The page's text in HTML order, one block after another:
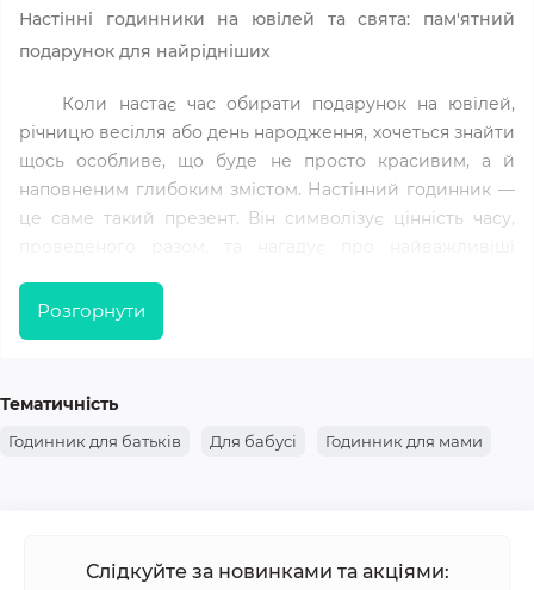
Настінні годинники на ювілей та свята: пам'ятний
подарунок для найрідніших
Коли настає час обирати подарунок на ювілей,
річницю весілля або день народження, хочеться знайти
щось особливе, що буде не просто красивим, а й
наповненим глибоким змістом. Настінний годинник —
це саме такий презент. Він символізує цінність часу,
унікальних годинників, які допоможуть вам висловити
свої почуття та зробити свято незабутнім.
персоналізації, що дозволить створити унікальний
- Нанесіть на годинник важливу дату, ініціали, імена
Розгорнути
Тематичність
Годинник для батьків Для бабусі Годинник для мами
Слідкуйте за новинками та акціями: